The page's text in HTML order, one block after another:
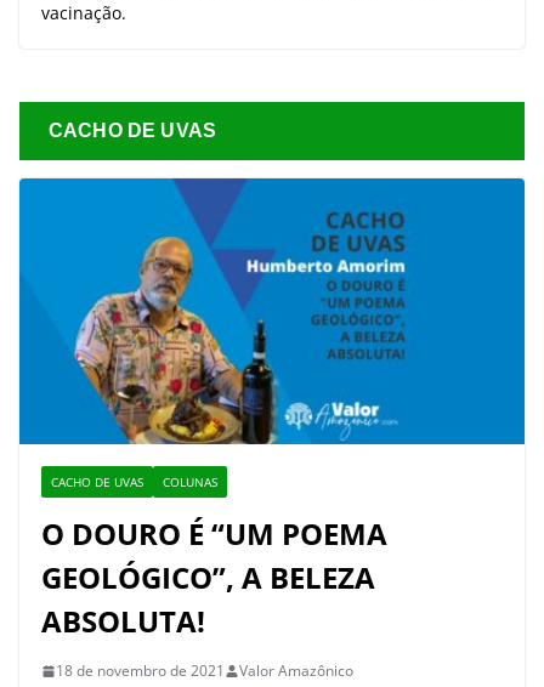
vacinação.
CACHO DE UVAS
CACHO DE UVAS COLUNAS
O DOURO É “UM POEMA
GEOLÓGICO”, A BELEZA
ABSOLUTA!
18 de novembro de 2021 Valor Amazônico